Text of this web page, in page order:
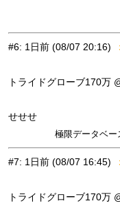
#6: 1日前 (08/07 20:16)
トライドグローブ170万
せせせ
極限データベー
#7: 1日前 (08/07 16:45)
トライドグローブ170万